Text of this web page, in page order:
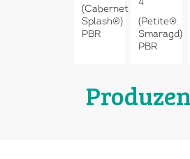
(Cabernet
Splash®)
PBR
4
(Petite®
Smaragd)
PBR